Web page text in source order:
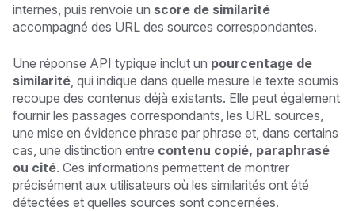
internes, puis renvoie un score de similarité
accompagné des URL des sources correspondantes.
Une réponse API typique inclut un pourcentage de
similarité , qui indique dans quelle mesure le texte soumis
recoupe des contenus déjà existants. Elle peut également
fournir les passages correspondants, les URL sources,
une mise en évidence phrase par phrase et, dans certains
cas, une distinction entre contenu copié, paraphrasé
ou cité. Ces informations permettent de montrer
précisément aux utilisateurs où les similarités ont été
détectées et quelles sources sont concernées.